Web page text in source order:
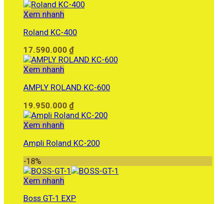
Xem nhanh
Roland KC-400
17.590.000 ₫
Xem nhanh
AMPLY ROLAND KC-600
19.950.000 ₫
Xem nhanh
Ampli Roland KC-200
-18%
Xem nhanh
Boss GT-1 EXP